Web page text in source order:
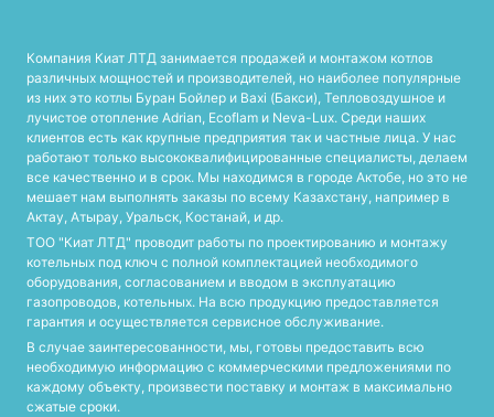
Компания Киат ЛТД занимается продажей и монтажом котлов
различных мощностей и производителей, но наиболее популярные
из них это котлы Буран Бойлер и Baxi (Бакси), Тепловоздушное и
лучистое отопление Adrian, Ecoflam и Neva-Lux. Среди наших
клиентов есть как крупные предприятия так и частные лица. У нас
работают только высококвалифицированные специалисты, делаем
все качественно и в срок. Мы находимся в городе Актобе, но это не
мешает нам выполнять заказы по всему Казахстану, например в
Актау, Атырау, Уральск, Костанай, и др.
ТОО "Киат ЛТД" проводит работы по проектированию и монтажу
котельных под ключ с полной комплектацией необходимого
оборудования, согласованием и вводом в эксплуатацию
газопроводов, котельных. На всю продукцию предоставляется
гарантия и осуществляется сервисное обслуживание.
В случае заинтересованности, мы, готовы предоставить всю
необходимую информацию с коммерческими предложениями по
каждому объекту, произвести поставку и монтаж в максимально
сжатые сроки.